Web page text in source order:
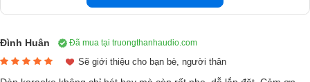
Đình Huân Đã mua tại truongthanhaudio.com
Sẽ giới thiệu cho bạn bè, người thân